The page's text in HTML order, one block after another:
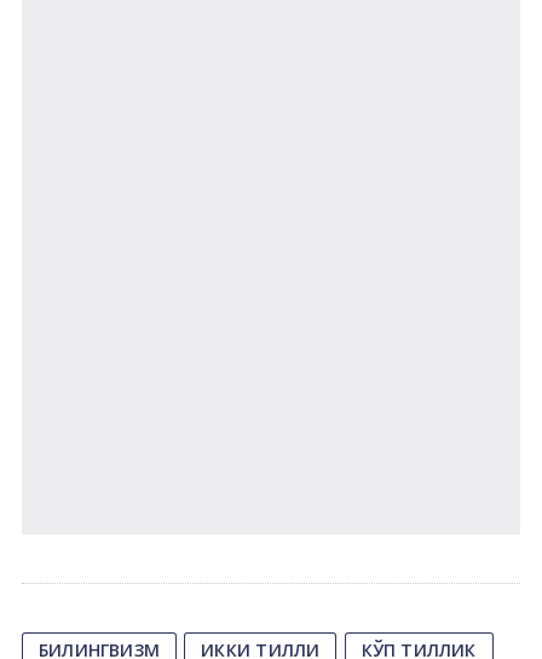
БИЛИНГВИЗМ ИККИ ТИЛЛИ
КЎП ТИЛЛИК